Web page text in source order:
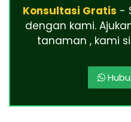
Konsultasi Gratis -
dengan kami.
tanaman , kami